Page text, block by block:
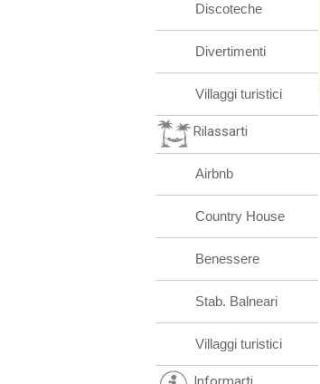
Discoteche
Divertimenti
Villaggi turistici
Rilassarti
Airbnb
Country House
Benessere
Stab. Balneari
Villaggi turistici